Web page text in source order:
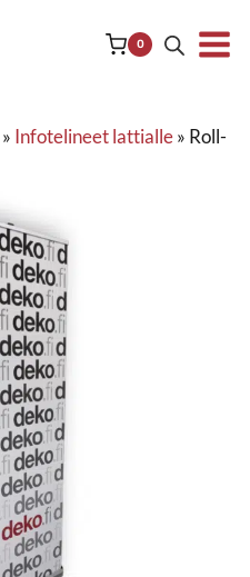
0
» Infotelineet lattialle» Roll-